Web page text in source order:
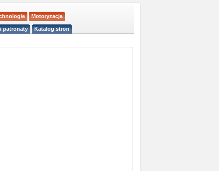
Motoryzacja
patronaty Katalog stron